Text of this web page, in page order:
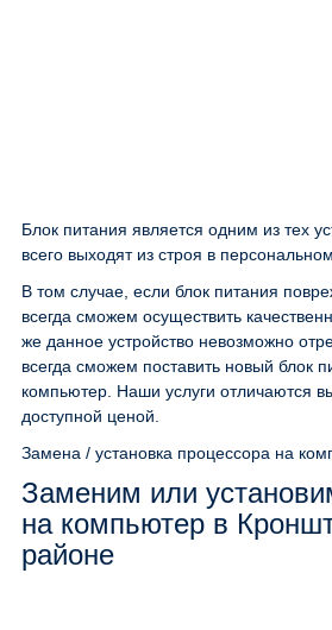
Блок питания является одним из тех
всего выходят из строя в
В том случае, если блок питания
всегда сможем осуществить
же данное устройство невозможно
всегда сможем поставить новый блок
компьютер. Наши услуги отличаются
доступной ценой.
Замена / установка процессора на
Заменим или
на компьютер в
районе